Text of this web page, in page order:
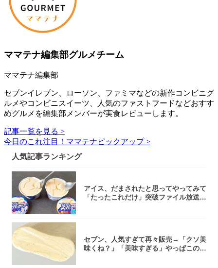
ママテナ編集部グルメチーム
ママテナ編集部
セブンイレブン、ローソン、ファミマなどの新作コンビニグ
ルメやコンビニスイーツ、人気のファストフードなどおすす
めグルメを編集部メンバーが実食レビューします。
記事一覧を見る >
今日のこれ注目！ママテナピックアップ >
人気記事ランキング
アイス、だまされたと思ってやってみて
「たったこれだけ」突破ファイル放送で
セブン、人気すぎて再々販売→「クソ美
味くね？」「美味すぎる」やっぱこのク